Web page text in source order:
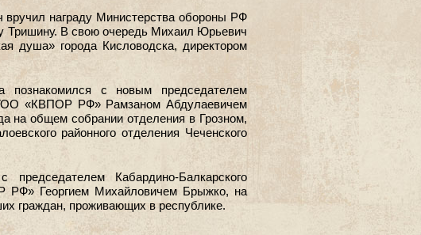
вручил награду Министерства обороны РФ
Тришину. В свою очередь Михаил Юрьевич
душа» города Кисловодска, директором
познакомился с новым председателем
ГОО «КВПОР РФ» Рамзаном Абдулаевичем
на общем собрании отделения в Грозном,
районного отделения Чеченского
Кабардино-Балкарского
РФ» Георгием Михайловичем Брыжко, на
граждан, проживающих в республике.